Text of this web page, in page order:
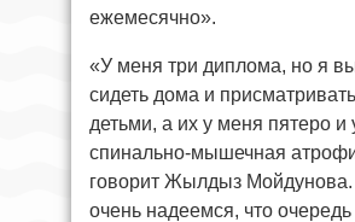
ежемесячно».
«У меня три диплома, но я
сидеть дома и
детьми, а их у меня пятеро
спинально-мышечная
говорит Жылдыз
очень надеемся, что очередь